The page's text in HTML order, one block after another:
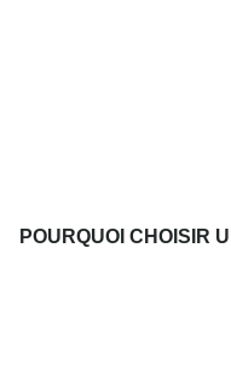
POURQUOI CHOISIR